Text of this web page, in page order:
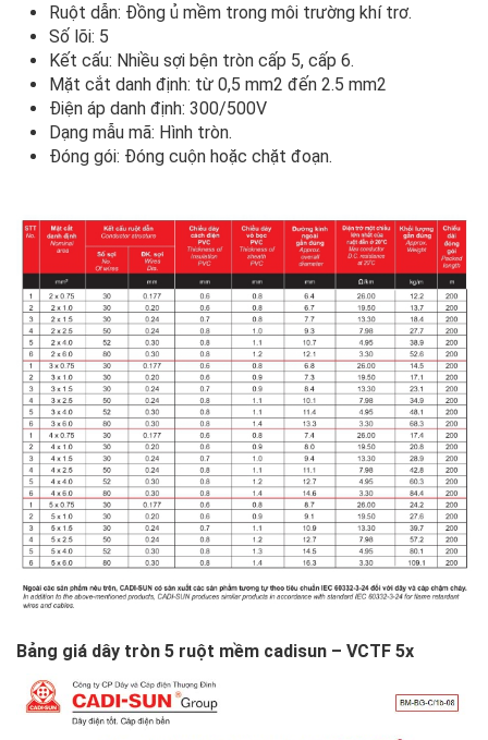
Ruột dẫn: Đồng ủ mềm trong môi trường khí trơ.
Số lõi: 5
Kết cấu: Nhiều sợi bện tròn cấp 5, cấp 6.
Mặt cắt danh định: từ 0,5 mm2 đến 2.5 mm2
Điện áp danh định: 300/500V
Dạng mẫu mã: Hình tròn.
Đóng gói: Đóng cuộn hoặc chặt đoạn.
Bảng giá dây tròn 5 ruột mềm cadisun – VCTF 5x